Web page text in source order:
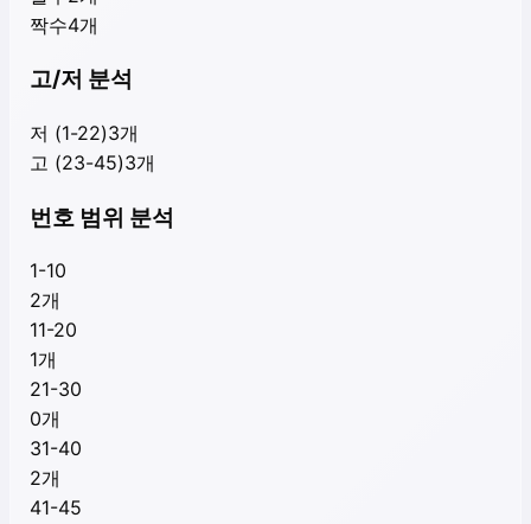
짝수4개
고/저 분석
저 (1-22)3개
고 (23-45)3개
번호 범위 분석
1-10
2개
11-20
1개
21-30
0개
31-40
2개
41-45